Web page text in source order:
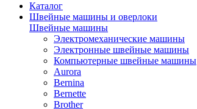
Каталог
Швейные машины и оверлоки
Швейные машины
Электромеханические машины
Электронные швейные машины
Компьютерные швейные машины
Aurora
Bernina
Bernette
Brother